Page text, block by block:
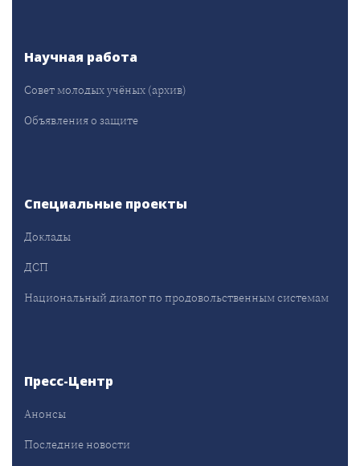
Научная работа
Совет молодых учёных (архив)
Объявления о защите
Специальные проекты
Доклады
ДСП
Национальный диалог по продовольственным системам
Пресс-Центр
Анонсы
Последние новости